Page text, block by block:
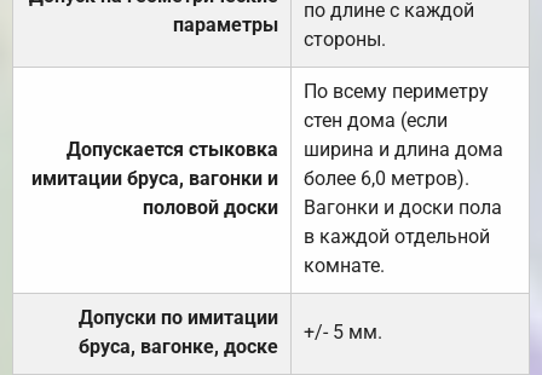
параметры
по длине с каждой
стороны.
Допускается стыковка
имитации бруса, вагонки и
половой доски
По всему периметру
стен дома (если
ширина и длина дома
более 6,0 метров).
Вагонки и доски пола
в каждой отдельной
комнате.
Допуски по имитации
бруса, вагонке, доске
+/- 5 мм.